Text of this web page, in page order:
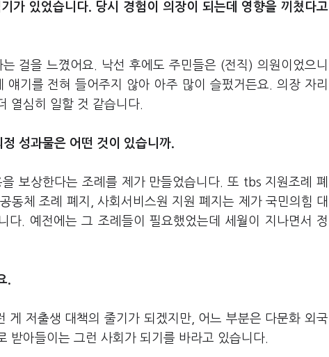
가 있었습니다. 당시 경험이 의장이 되는데 영향을 끼쳤다고
걸을 느꼈어요. 낙선 후에도 주민들은 (전직) 의원이었으니
기를 전혀 들어주지 않아 아주 많이 슬펐거든요. 의장 자리
열심히 일할 것 같습니다.
성과물은 어떤 것이 있습니까.
보상한다는 조례를 제가 만들었습니다. 또 tbs 지원조례 폐
동체 조례 폐지, 사회서비스원 지원 폐지는 제가 국민의힘 대
다. 예전에는 그 조례들이 필요했었는데 세월이 지나면서 정
.
게 저출생 대책의 줄기가 되겠지만, 어느 부분은 다문화 외국
받아들이는 그런 사회가 되기를 바라고 있습니다.